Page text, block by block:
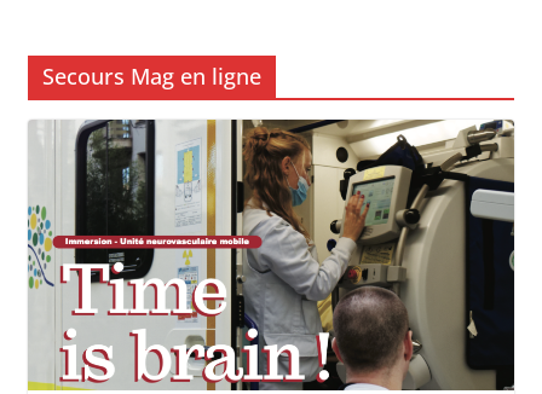
Secours Mag en ligne